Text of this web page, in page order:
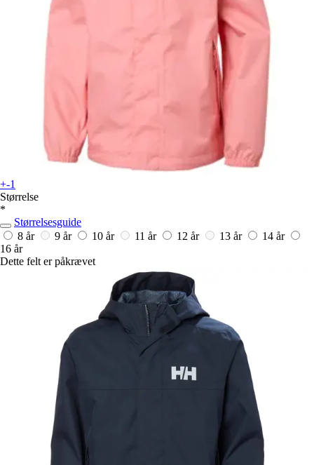
+-1
Størrelse
*
Størrelsesguide
8 år
9 år 10 år 11 år 12 år 13 år
14 år
16 år
Dette felt er påkrævet